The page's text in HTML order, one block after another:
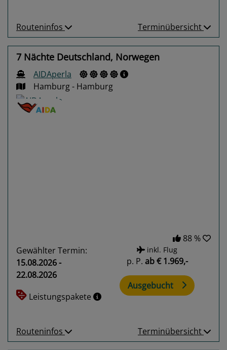
Routeninfos Terminübersicht
7 Nächte Deutschland, Norwegen
AIDAperla
Hamburg - Hamburg
88 %
Gewählter Termin:
15.08.2026 -
22.08.2026
Leistungspakete
inkl. Flug
p. P. ab€ 1.969,-
Ausgebucht
Routeninfos Terminübersicht